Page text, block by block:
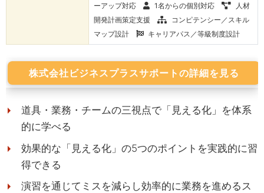
ーアップ対応
1名からの個別対応
人材
開発計画策定支援
コンピテンシー／スキル
マップ設計
キャリアパス／等級制度設計
株式会社ビジネスプラスサポートの詳細を見る
道具・業務・チームの三視点で「見える化」を体系
的に学べる
効果的な「見える化」の5つのポイントを実践的に習
得できる
演習を通じてミスを減らし効率的に業務を進めるス